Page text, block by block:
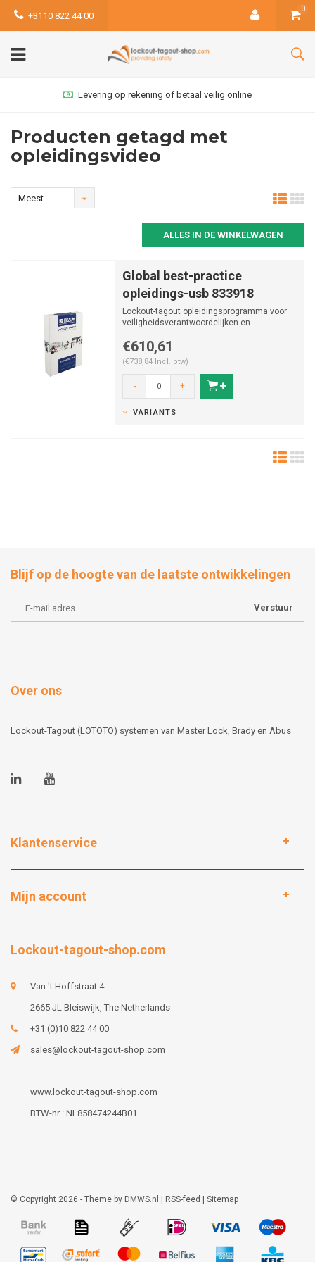
+3110 822 44 00
0
Levering op rekening of betaal veilig online
Producten getagd met
opleidingsvideo
Meest
ALLES IN DE WINKELWAGEN
Global best-practice
opleidings-usb 833918
Lockout-tagout opleidingsprogramma voor
veiligheidsverantwoordelijken en
€610,61
(€738,84 Incl. btw)
- +
VARIANTS
Blijf op de hoogte van de laatste ontwikkelingen
Verstuur
Over ons
Lockout-Tagout (LOTOTO) systemen van Master Lock, Brady en Abus
Klantenservice
Mijn account
Lockout-tagout-shop.com
Van 't Hoffstraat 4
2665 JL Bleiswijk, The Netherlands
+31 (0)10 822 44 00
sales@lockout-tagout-shop.com
www.lockout-tagout-shop.com
BTW-nr : NL858474244B01
© Copyright 2026 - Theme by DMWS.nl RSS-feed Sitemap